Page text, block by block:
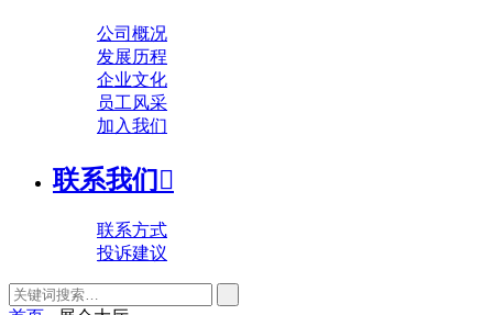
公司概况
发展历程
企业文化
员工风采
加入我们
联系我们 
联系方式
投诉建议